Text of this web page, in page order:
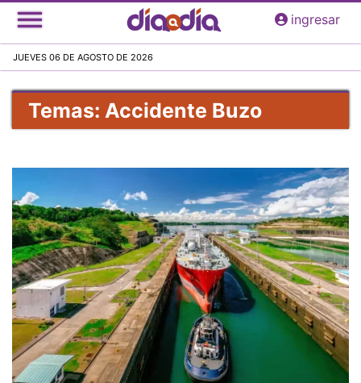
Pasar
al
principal
ingresar
JUEVES 06 DE AGOSTO DE 2026
Temas: Accidente Buzo